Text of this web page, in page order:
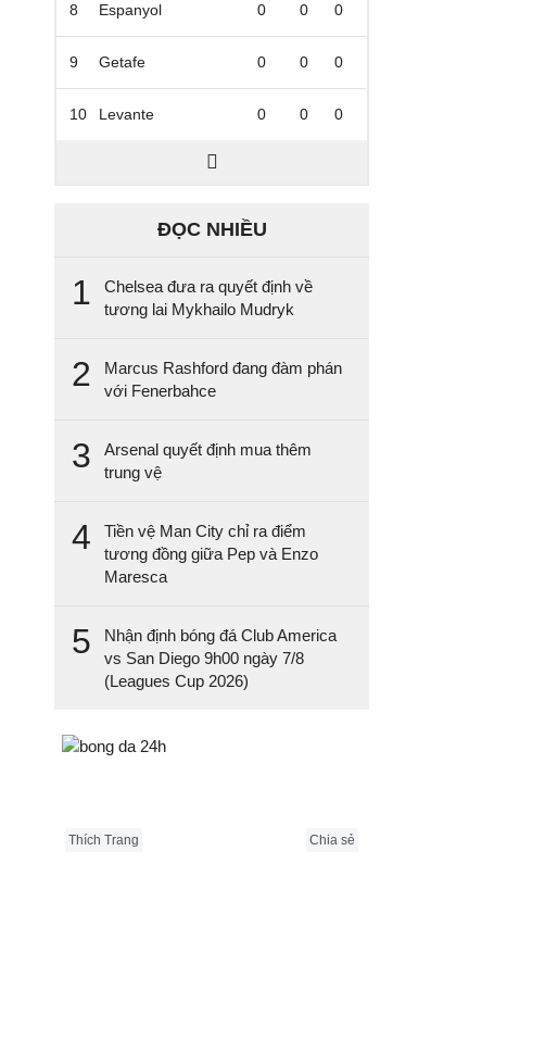
8 Espanyol 0 0 0
9 Getafe 0 0 0
10 Levante 0 0 0
ĐỌC NHIỀU
1
Chelsea đưa ra quyết định về
tương lai Mykhailo Mudryk
2
Marcus Rashford đang đàm phán
với Fenerbahce
3
Arsenal quyết định mua thêm
trung vệ
4
Tiền vệ Man City chỉ ra điểm
tương đồng giữa Pep và Enzo
Maresca
5
Nhận định bóng đá Club America
vs San Diego 9h00 ngày 7/8
(Leagues Cup 2026)
Thích Trang Chia sẻ